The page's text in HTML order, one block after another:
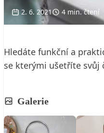
2. 6. 2021 4 min. čtení
Hledáte funkční a
se kterými ušetříte svůj
Galerie